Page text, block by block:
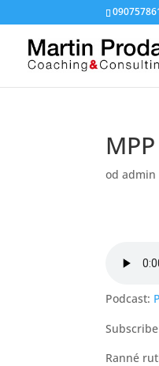
odadmin
Podcast:
Ranné